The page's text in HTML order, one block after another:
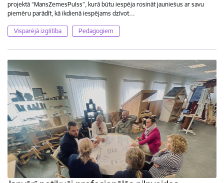
projektā “MansZemesPulss”, kurā būtu iespēja rosināt jauniešus ar savu
piemēru parādīt, kā ikdienā iespējams dzīvot…
Visparējā izglītība Pedagogiem